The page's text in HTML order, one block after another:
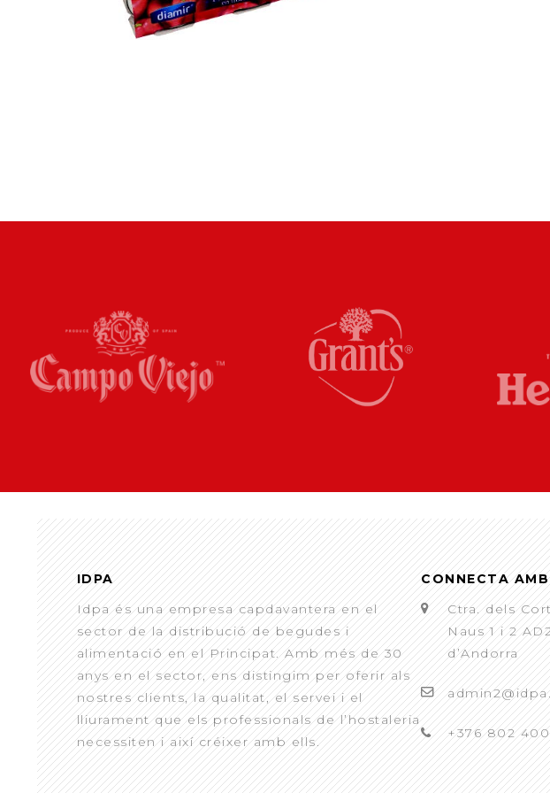
IDPA
Idpa és una empresa capdavantera en el
sector de la distribució de begudes i
alimentació en el Principat. Amb més de 30
anys en el sector, ens distingim per oferir als
nostres clients, la qualitat, el servei i el
lliurament que els professionals de l’hostaleria
necessiten i així créixer amb ells.
CONNECTA
Ctra. dels
Naus 1 i 2
d’Andorra
+376 802 400